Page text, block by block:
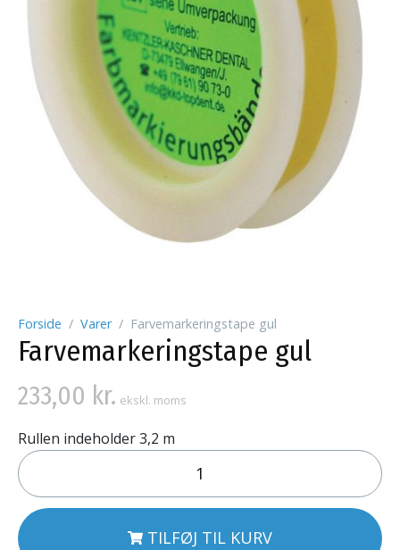
Forside Varer Farvemarkeringstape gul
Farvemarkeringstape gul
233,00 kr. ekskl. moms
Rullen indeholder 3,2 m
TILFØJ TIL KURV